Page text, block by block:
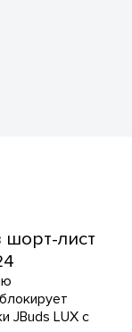
лист
JBuds LUX с